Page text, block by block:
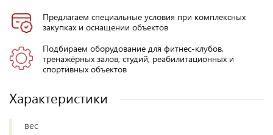
Предлагаем специальные условия при комплексных
закупках и оснащении объектов
Подбираем оборудование для фитнес-клубов,
тренажёрных залов, студий, реабилитационных и
спортивных объектов
Характеристики
вес